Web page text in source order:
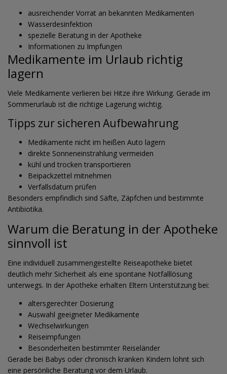
ausreichender Vorrat an bekannten Medikamenten
Wasserdesinfektion
spezielle Beratung in der Apotheke
Informationen zu Impfungen
Medikamente im Urlaub richtig
lagern
Viele Medikamente verlieren bei Hitze ihre Wirkung. Gerade im
Sommerurlaub ist die richtige Lagerung wichtig.
Tipps zur sicheren Aufbewahrung
Medikamente nicht im heißen Auto lagern
direkte Sonneneinstrahlung vermeiden
kühl und trocken transportieren
Beipackzettel mitnehmen
Verfallsdatum prüfen
Besonders empfindlich sind Säfte, Zäpfchen und bestimmte
Antibiotika.
Warum die Beratung in der Apotheke
sinnvoll ist
Eine individuell zusammengestellte Reiseapotheke bietet
deutlich mehr Sicherheit als eine spontane Notfalllösung
unterwegs. In der Apotheke erhalten Eltern Unterstützung bei:
altersgerechter Dosierung
Auswahl geeigneter Medikamente
Wechselwirkungen
Reiseimpfungen
Besonderheiten bestimmter Reiseländer
Gerade bei Babys oder chronisch kranken Kindern lohnt sich
eine persönliche Beratung vor dem Urlaub.